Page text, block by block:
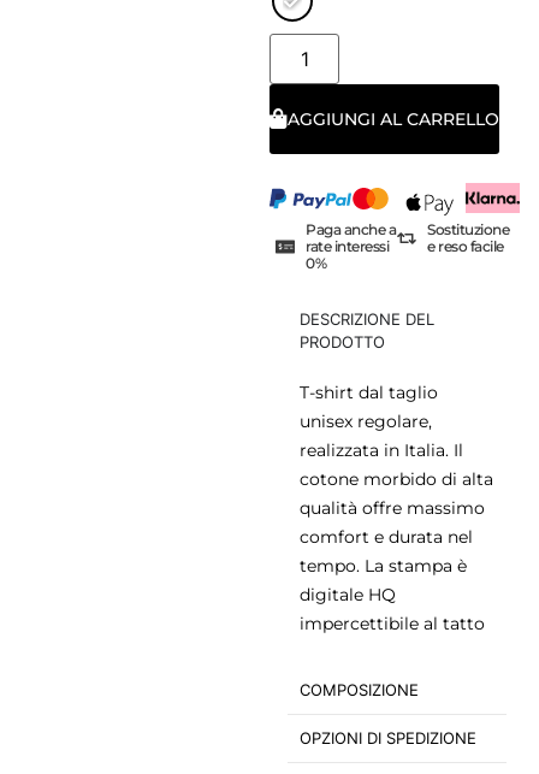
AGGIUNGI AL CARRELLO
Paga anche a
rate interessi
0%
Sostituzione
e reso facile
DESCRIZIONE DEL
PRODOTTO
T-shirt dal taglio
unisex regolare,
realizzata in Italia. Il
cotone morbido di alta
qualità offre massimo
comfort e durata nel
tempo. La stampa è
digitale HQ
impercettibile al tatto
COMPOSIZIONE
OPZIONI DI SPEDIZIONE